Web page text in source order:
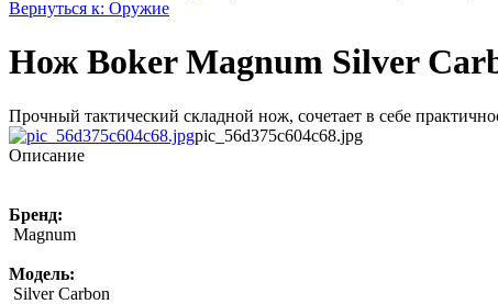
Вернуться к: Оружие
Нож Boker Magnum Silver
Прочный тактический складной нож, сочетает в себе
pic_56d375c604c68.jpg
Описание
Бренд:
Magnum
Модель:
Silver Carbon